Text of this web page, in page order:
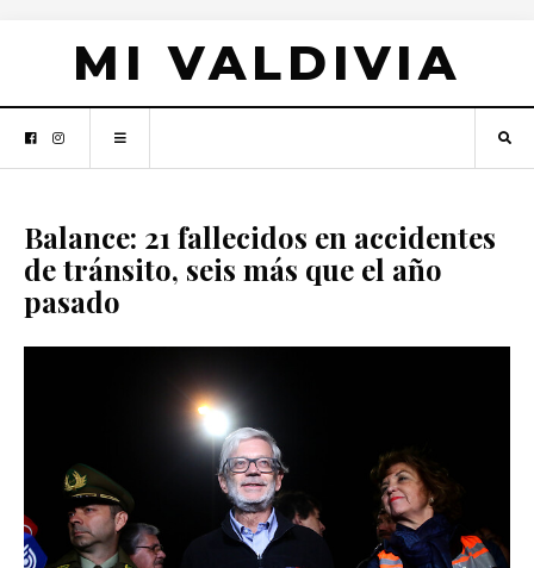
MI VALDIVIA
Balance: 21 fallecidos en accidentes
de tránsito, seis más que el año
pasado